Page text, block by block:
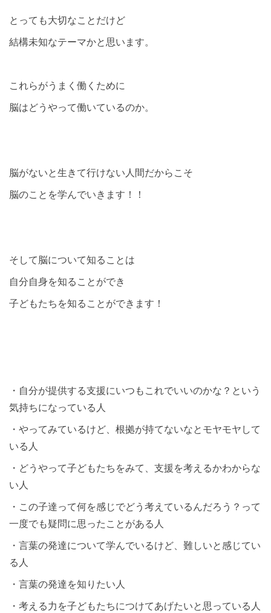
とっても大切なことだけど
結構未知なテーマかと思います。
これらがうまく働くために
脳はどうやって働いているのか。
脳がないと生きて行けない人間だからこそ
脳のことを学んでいきます！！
そして脳について知ることは
自分自身を知ることができ
子どもたちを知ることができます！
・自分が提供する支援にいつもこれでいいのかな？という
気持ちになっている人
・やってみているけど、根拠が持てないなとモヤモヤして
いる人
・どうやって子どもたちをみて、支援を考えるかわからな
い人
・この子達って何を感じでどう考えているんだろう？って
一度でも疑問に思ったことがある人
・言葉の発達について学んでいるけど、難しいと感じてい
る人
・言葉の発達を知りたい人
・考える力を子どもたちにつけてあげたいと思っている人